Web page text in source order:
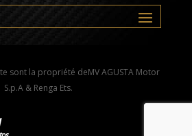
sont la propriété deMV AGUSTA Motor
S.p.A & Renga Ets.